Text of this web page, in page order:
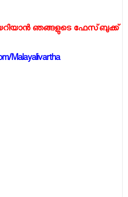
ഞങ്ങളുടെ ഫേസ്‌ബുക്ക്‌
Malayalivartha